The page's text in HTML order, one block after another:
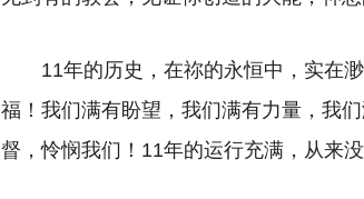
11年的历史，在祢的永恒中，实在
福！我们满有盼望，我们满有力量，我
督，怜悯我们！11年的运行充满，从来